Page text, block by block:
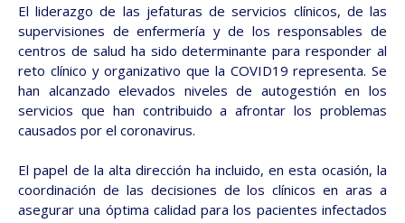
El liderazgo de las jefaturas de servicios clínicos, de las
supervisiones de enfermería y de los responsables de
centros de salud ha sido determinante para responder al
reto clínico y organizativo que la COVID19 representa. Se
han alcanzado elevados niveles de autogestión en los
servicios que han contribuido a afrontar los problemas
causados por el coronavirus.
El papel de la alta dirección ha incluido, en esta ocasión, la
coordinación de las decisiones de los clínicos en aras a
asegurar una óptima calidad para los pacientes infectados